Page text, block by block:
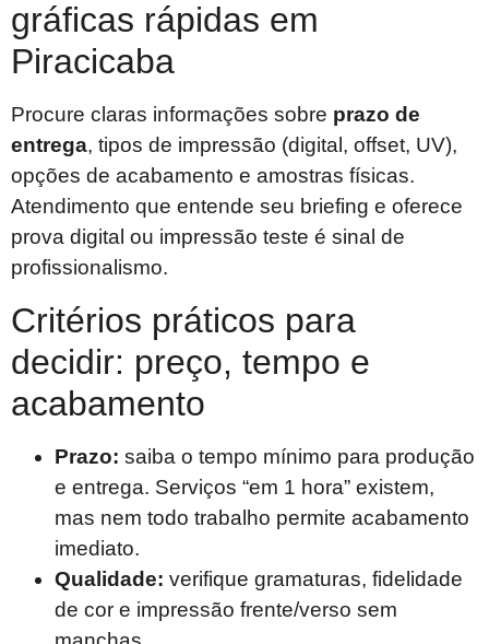
gráficas rápidas em
Piracicaba
Procure claras informações sobre prazo de
entrega, tipos de impressão (digital, offset, UV),
opções de acabamento e amostras físicas.
Atendimento que entende seu briefing e oferece
prova digital ou impressão teste é sinal de
profissionalismo.
Critérios práticos para
decidir: preço, tempo e
acabamento
Prazo: saiba o tempo mínimo para produção
e entrega. Serviços “em 1 hora” existem,
mas nem todo trabalho permite acabamento
imediato.
Qualidade: verifique gramaturas, fidelidade
de cor e impressão frente/verso sem